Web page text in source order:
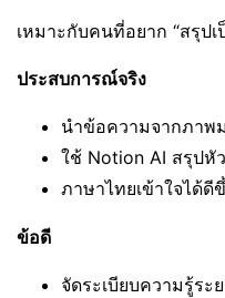
เหมาะกับคนที่อยาก “สรุปเ
ประสบการณ์จริง
นำข้อความจากภาพ
ใช้ Notion AI สรุปหั
ภาษาไทยเข้าใจได้
ข้อดี
จัดระเบียบความรู้ระ